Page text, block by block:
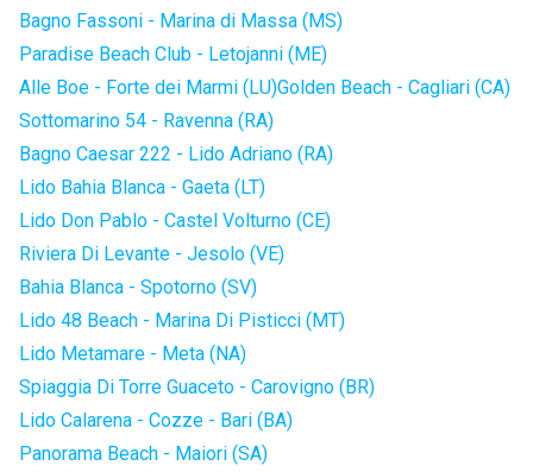
Bagno Fassoni - Marina di Massa (MS)
Paradise Beach Club - Letojanni (ME)
Alle Boe - Forte dei Marmi (LU)Golden Beach - Cagliari (CA)
Sottomarino 54 - Ravenna (RA)
Bagno Caesar 222 - Lido Adriano (RA)
Lido Bahia Blanca - Gaeta (LT)
Lido Don Pablo - Castel Volturno (CE)
Riviera Di Levante - Jesolo (VE)
Bahia Blanca - Spotorno (SV)
Lido 48 Beach - Marina Di Pisticci (MT)
Lido Metamare - Meta (NA)
Spiaggia Di Torre Guaceto - Carovigno (BR)
Lido Calarena - Cozze - Bari (BA)
Panorama Beach - Maiori (SA)